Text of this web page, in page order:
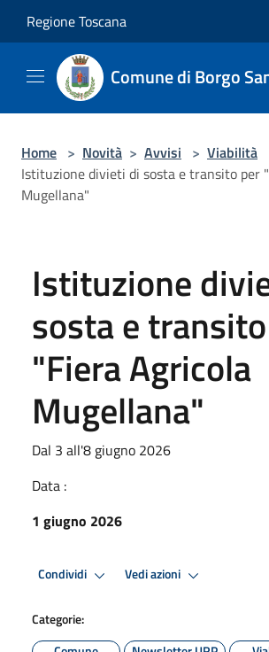
Regione Toscana
Comune di Borgo
Home > Novità > Avvisi > Viabilità
Istituzione divieti di sosta e transito per
Mugellana"
Istituzione
sosta e
"Fiera Agricola
Mugellana"
Dal 3 all'8 giugno 2026
Data :
1 giugno 2026
Condividi Vedi azioni
Categorie: